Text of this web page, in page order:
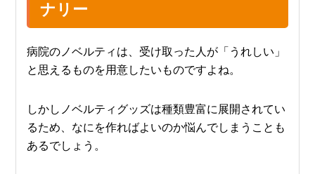
ナリー
病院のノベルティは、受け取った人が「うれしい」
と思えるものを用意したいものですよね。
しかしノベルティグッズは種類豊富に展開されてい
るため、なにを作ればよいのか悩んでしまうことも
あるでしょう。